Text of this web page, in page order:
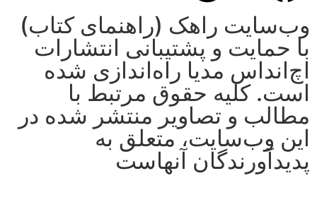
وب‌سایت راهک (راهنمای کتاب)
با حمایت و پشتیبانی انتشارات
اچ‌اند‌اس مدیا راه‌اندازی شده
است. کلیه حقوق مرتبط با
مطالب و تصاویر منتشر شده در
این وب‌سایت، متعلق به
پدیدآورندگان آنهاست